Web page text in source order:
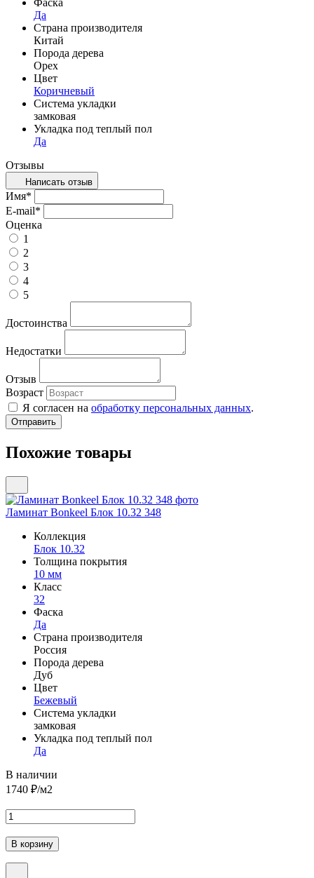
Да
Страна производителя
Китай
Порода дерева
Орех
Цвет
Коричневый
Система укладки
замковая
Укладка под теплый пол
Да
Отзывы
Написать отзыв
Имя*
E-mail*
Оценка
1
2
3
4
5
Достоинства
Недостатки
Отзыв
Возраст
Я согласен на обработку персональных данных.
Похожие товары
Ламинат Bonkeel Блок 10.32 348
Коллекция
Блок 10.32
Толщина покрытия
10 мм
Класс
32
Фаска
Да
Страна производителя
Россия
Порода дерева
Дуб
Цвет
Бежевый
Система укладки
замковая
Укладка под теплый пол
Да
В наличии
1740 ₽/м2